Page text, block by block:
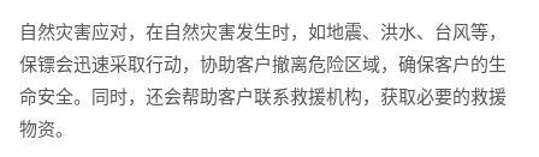
自然灾害应对，在自然灾害发生时，如地震、洪水、台风等，
保镖会迅速采取行动，协助客户撤离危险区域，确保客户的生
命安全。同时，还会帮助客户联系救援机构，获取必要的救援
物资。